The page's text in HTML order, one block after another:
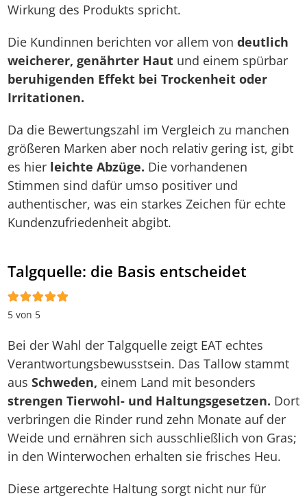
Wirkung des Produkts spricht.
Die Kundinnen berichten vor allem von deutlich
weicherer, genährter Haut und einem spürbar
beruhigenden Effekt bei Trockenheit oder
Irritationen.
Da die Bewertungszahl im Vergleich zu manchen
größeren Marken aber noch relativ gering ist, gibt
es hier leichte Abzüge. Die vorhandenen
Stimmen sind dafür umso positiver und
authentischer, was ein starkes Zeichen für echte
Kundenzufriedenheit abgibt.
Talgquelle: die Basis entscheidet
5 von 5
Bei der Wahl der Talgquelle zeigt EAT echtes
Verantwortungsbewusstsein. Das Tallow stammt
aus Schweden, einem Land mit besonders
strengen Tierwohl- und Haltungsgesetzen. Dort
verbringen die Rinder rund zehn Monate auf der
Weide und ernähren sich ausschließlich von Gras;
in den Winterwochen erhalten sie frisches Heu.
Diese artgerechte Haltung sorgt nicht nur für